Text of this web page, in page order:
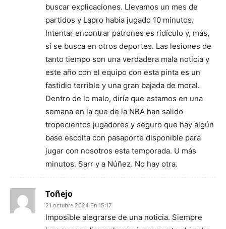
buscar explicaciones. Llevamos un mes de
partidos y Lapro había jugado 10 minutos.
Intentar encontrar patrones es ridículo y, más,
si se busca en otros deportes. Las lesiones de
tanto tiempo son una verdadera mala noticia y
este año con el equipo con esta pinta es un
fastidio terrible y una gran bajada de moral.
Dentro de lo malo, diría que estamos en una
semana en la que de la NBA han salido
tropecientos jugadores y seguro que hay algún
base escolta con pasaporte disponible para
jugar con nosotros esta temporada. U más
minutos. Sarr y a Núñez. No hay otra.
Toñejo
21 octubre 2024 En 15:17
Imposible alegrarse de una noticia. Siempre